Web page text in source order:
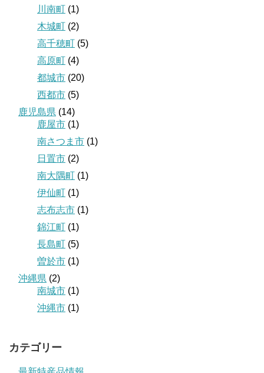
川南町 (1)
木城町 (2)
高千穂町 (5)
高原町 (4)
都城市 (20)
西都市 (5)
鹿児島県 (14)
鹿屋市 (1)
南さつま市 (1)
日置市 (2)
南大隅町 (1)
伊仙町 (1)
志布志市 (1)
錦江町 (1)
長島町 (5)
曽於市 (1)
沖縄県 (2)
南城市 (1)
沖縄市 (1)
カテゴリー